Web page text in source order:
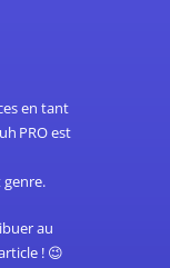
en tant
PRO est
au
! 😉